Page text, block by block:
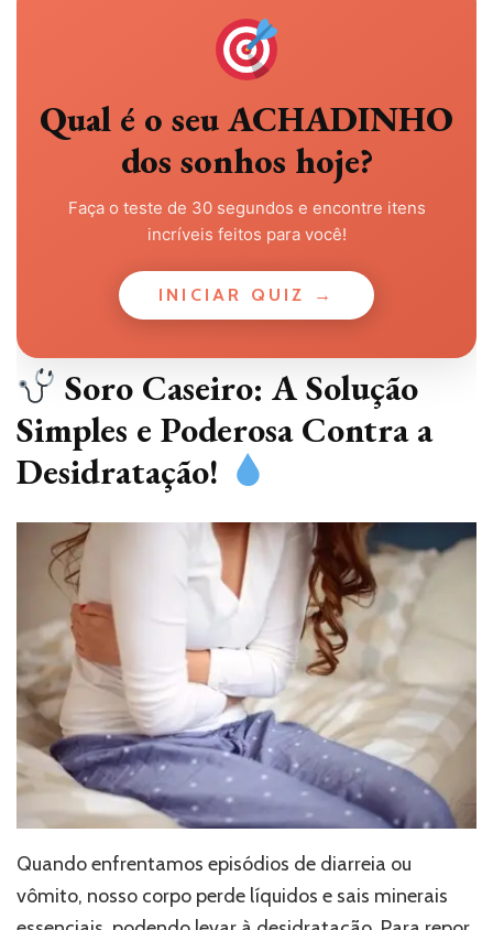
Qual é o seu ACHADINHO
dos sonhos hoje?
Faça o teste de 30 segundos e encontre itens
incríveis feitos para você!
INICIAR QUIZ →
Soro Caseiro: A Solução
Simples e Poderosa Contra a
Desidratação!
Quando enfrentamos episódios de diarreia ou
vômito, nosso corpo perde líquidos e sais minerais